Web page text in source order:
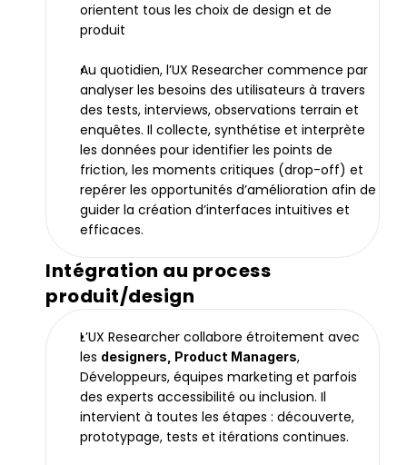
orientent tous les choix de design et de
produit
Au quotidien, l’UX Researcher commence par
analyser les besoins des utilisateurs à travers
des tests, interviews, observations terrain et
enquêtes. Il collecte, synthétise et interprète
les données pour identifier les points de
friction, les moments critiques (drop-off) et
repérer les opportunités d’amélioration afin de
guider la création d’interfaces intuitives et
efficaces.
Intégration au process
produit/design
L’UX Researcher collabore étroitement avec
les designers, Product Managers,
Développeurs, équipes marketing et parfois
des experts accessibilité ou inclusion. Il
intervient à toutes les étapes : découverte,
prototypage, tests et itérations continues.